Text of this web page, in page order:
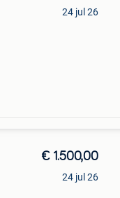
24 jul 26
€ 1.500,00
24 jul 26